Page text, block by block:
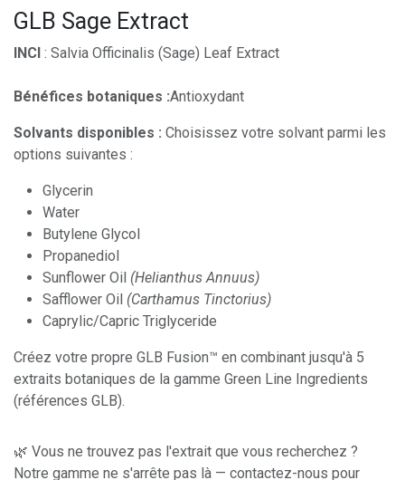
GLB Sage Extract
INCI : Salvia Officinalis (Sage) Leaf Extract
Bénéfices botaniques :Antioxydant
Solvants disponibles : Choisissez votre solvant parmi les
options suivantes :
Glycerin
Water
Butylene Glycol
Propanediol
Sunflower Oil (Helianthus Annuus)
Safflower Oil (Carthamus Tinctorius)
Caprylic/Capric Triglyceride
Créez votre propre GLB Fusion™ en combinant jusqu'à 5
extraits botaniques de la gamme Green Line Ingredients
(références GLB).
🌿 Vous ne trouvez pas l'extrait que vous recherchez ?
Notre gamme ne s'arrête pas là — contactez-nous pour